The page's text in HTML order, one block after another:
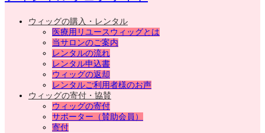
ウィッグの購入・レンタル
医療用リユースウィッグとは
当サロンのご案内
レンタルの流れ
レンタル申込書
ウィッグの返却
レンタルご利用者様のお声
ウィッグの寄付・協賛
ウィッグの寄付
サポーター（賛助会員）
寄付